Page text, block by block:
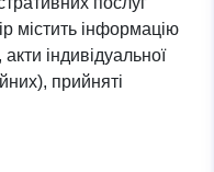
про
містить інформацію
індивідуальної
прийняті